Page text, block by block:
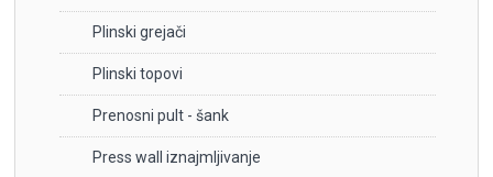
Plinski grejači
Plinski topovi
Prenosni pult - šank
Press wall iznajmljivanje